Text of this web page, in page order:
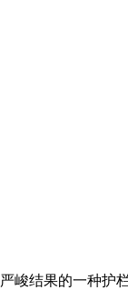
峻结果的一种护